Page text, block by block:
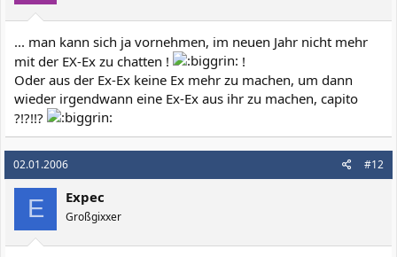
... man kann sich ja vornehmen, im neuen Jahr nicht mehr
mit der EX-Ex zu chatten !
!
Oder aus der Ex-Ex keine Ex mehr zu machen, um dann
wieder irgendwann eine Ex-Ex aus ihr zu machen, capito
?!?!!?
02.01.2006 #12
E Expec
Großgixxer